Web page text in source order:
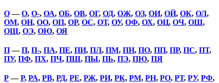
О—О, О-, ОА, ОБ, ОВ, ОГ, ОД, ОЖ, ОЗ, ОИ, ОЙ, ОК, ОЛ,
ОМ, ОН, ОО, ОП, ОР, ОС, ОТ, ОУ, ОФ, ОХ, ОЦ, ОЧ, ОШ,
ОЩ, ОЭ, ОЮ, ОЯ
П—П, П-, ПА, ПЕ, ПИ, ПЛ, ПМ, ПН, ПО, ПП, ПР, ПС, ПТ,
ПУ, ПФ, ПХ, ПЧ, ПШ, ПЫ, ПЬ, ПЭ, ПЮ, ПЯ
Р—Р, РА, РВ, РД, РЕ, РЖ, РИ, РК, РМ, РН, РО, РТ, РУ, РФ,